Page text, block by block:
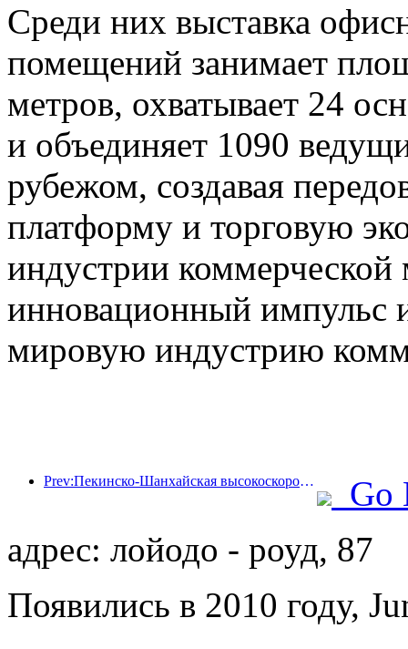
Среди них выставка
помещений занимает
метров, охватывает 24
и объединяет 1090
рубежом, создавая
платформу и торговую
индустрии коммерческой
инновационный импульс
мировую индустрию
Prev:Пекинско-Шанхайская высокоскоростная железная дорога и Китайский институт экономики железных дорог достигли стратегического сотрудничества для совместного содействия качественному развитию высокоскоростных железных дорог
Go
адрес: лойодо - роуд, 87
Появились в 2010 году,